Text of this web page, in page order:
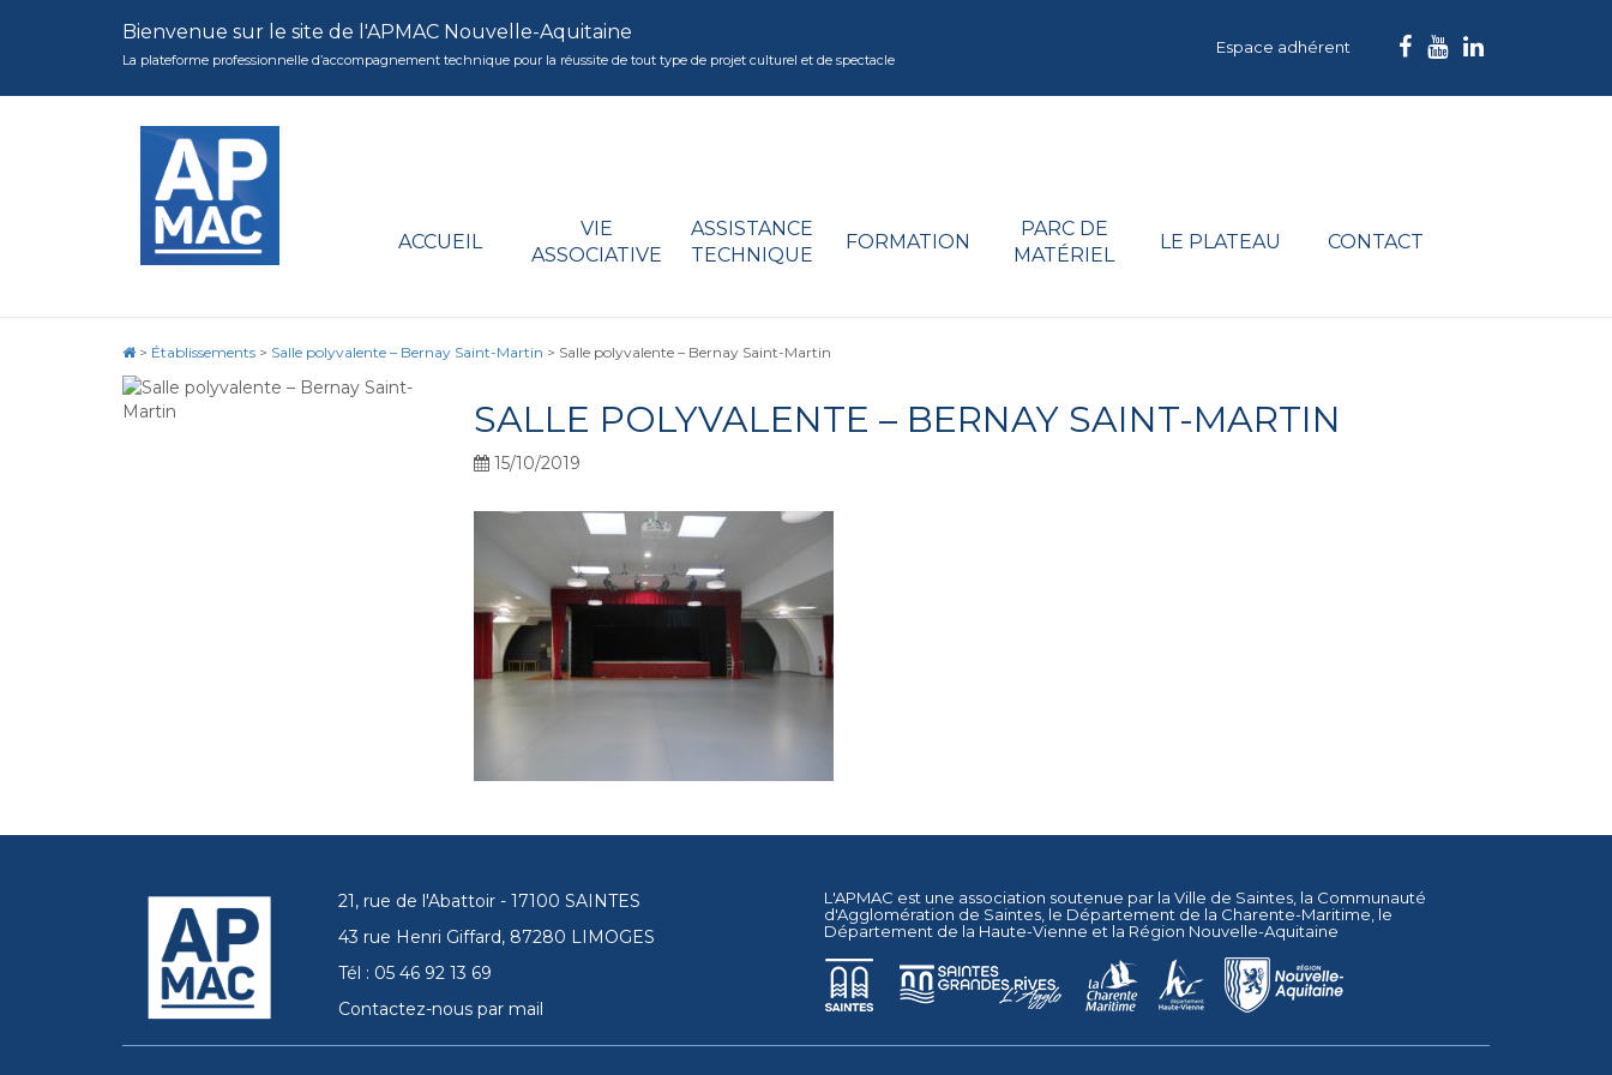
Bienvenue sur le site de l'APMAC Nouvelle-Aquitaine
La plateforme professionnelle d’accompagnement technique pour la réussite de tout type de projet culturel et de spectacle
Espace adhérent
ACCUEIL
VIE
ASSOCIATIVE
ASSISTANCE
TECHNIQUE
FORMATION
PARC DE
MATÉRIEL
LE PLATEAU CONTACT
> Établissements > Salle polyvalente – Bernay Saint-Martin > Salle polyvalente – Bernay Saint-Martin
SALLE POLYVALENTE – BERNAY SAINT-MARTIN
15/10/2019
21, rue de l'Abattoir - 17100 SAINTES
43 rue Henri Giffard, 87280 LIMOGES
Tél : 05 46 92 13 69
Contactez-nous par mail
L'APMAC est une association soutenue par la Ville de Saintes , la Communauté
d'Agglomération de Saintes , le Département de la Charente-Maritime , le
Département de la Haute-Vienne et la Région Nouvelle-Aquitaine